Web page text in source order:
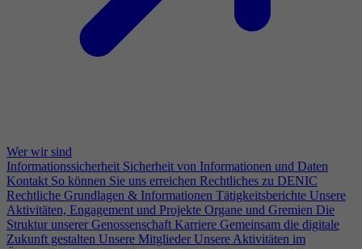
Wer wir sind
Informationssicherheit Sicherheit von Informationen und Daten
Kontakt So können Sie uns erreichen Rechtliches zu DENIC
Rechtliche Grundlagen & Informationen Tätigkeitsberichte Unsere
Aktivitäten, Engagement und Projekte Organe und Gremien Die
Struktur unserer Genossenschaft Karriere Gemeinsam die digitale
Zukunft gestalten Unsere Mitglieder Unsere Aktivitäten im